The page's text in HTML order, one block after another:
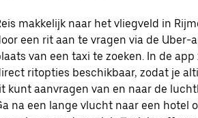
makkelijk naar het vliegveld in
een rit aan te vragen via de Uber-
van een taxi te zoeken. In de app
ritopties beschikbaar, zodat je
kunt aanvragen van en naar de
na een lange vlucht naar een hotel